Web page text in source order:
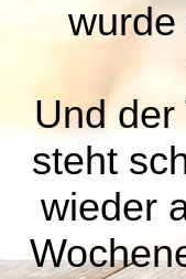
Und der
steht
wieder